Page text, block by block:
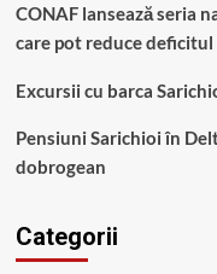
CONAF lansează seria
care pot reduce
Excursii cu barca
Pensiuni Sarichioi în
dobrogean
Categorii